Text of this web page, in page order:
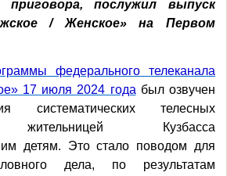
приговора, послужил выпуск
/ Женское» на Первом
федерального телеканала
17 июля 2024 года был озвучен
систематических телесных
жительницей Кузбасса
детям. Это стало поводом для
дела, по результатам